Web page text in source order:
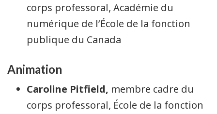
corps professoral, Académie du
numérique de l’École de la fonction
publique du Canada
Animation
Caroline Pitfield, membre cadre du
corps professoral, École de la fonction